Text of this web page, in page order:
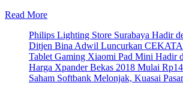
Read More
Philips Lighting Store Surabaya Hadir
Ditjen Bina Adwil Luncurkan
Tablet Gaming Xiaomi Pad Mini Hadir
Harga Xpander Bekas 2018 Mulai
Saham Softbank Melonjak, Kuasai